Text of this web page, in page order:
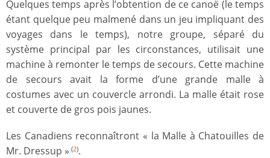
Quelques temps après l’obtention de ce canoë (le temps
étant quelque peu malmené dans un jeu impliquant des
voyages dans le temps), notre groupe, séparé du
système principal par les circonstances, utilisait une
machine à remonter le temps de secours. Cette machine
de secours avait la forme d’une grande malle à
costumes avec un couvercle arrondi. La malle était rose
et couverte de gros pois jaunes.
Les Canadiens reconnaîtront « la Malle à Chatouilles de
Mr. Dressup » (2).